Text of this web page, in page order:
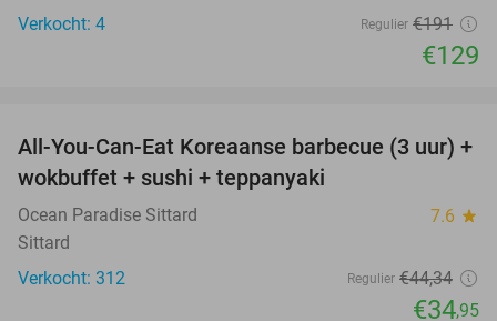
Verkocht: 4
Regulier €191
€129
21%
All-You-Can-Eat Koreaanse barbecue (3 uur) +
wokbuffet + sushi + teppanyaki
Ocean Paradise Sittard 7.6 star
Sittard
Verkocht: 312
Regulier €44,34
€34,95